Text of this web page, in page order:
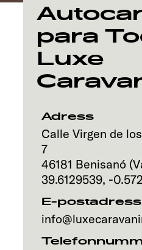
Service
para
Luxe
Adress
Calle Virgen de
7
46181 Benisanó
39.6129539, -
E-postadress